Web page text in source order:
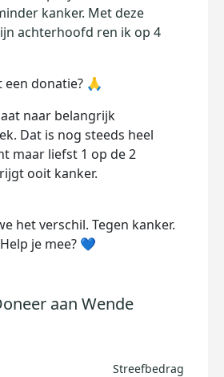
kanker. Met deze
achterhoofd ren ik op 4
donatie? 🙏
naar belangrijk
Dat is nog steeds heel
maar liefst 1 op de 2
ooit kanker.
het verschil. Tegen kanker.
je mee? 💙
aan Wende
Streefbedrag